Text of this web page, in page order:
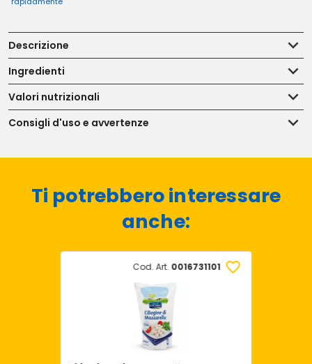
Descrizione
Ingredienti
Valori nutrizionali
Consigli d'uso e avvertenze
Ti potrebbero interessare
anche:
Cod. Art. 0016731101